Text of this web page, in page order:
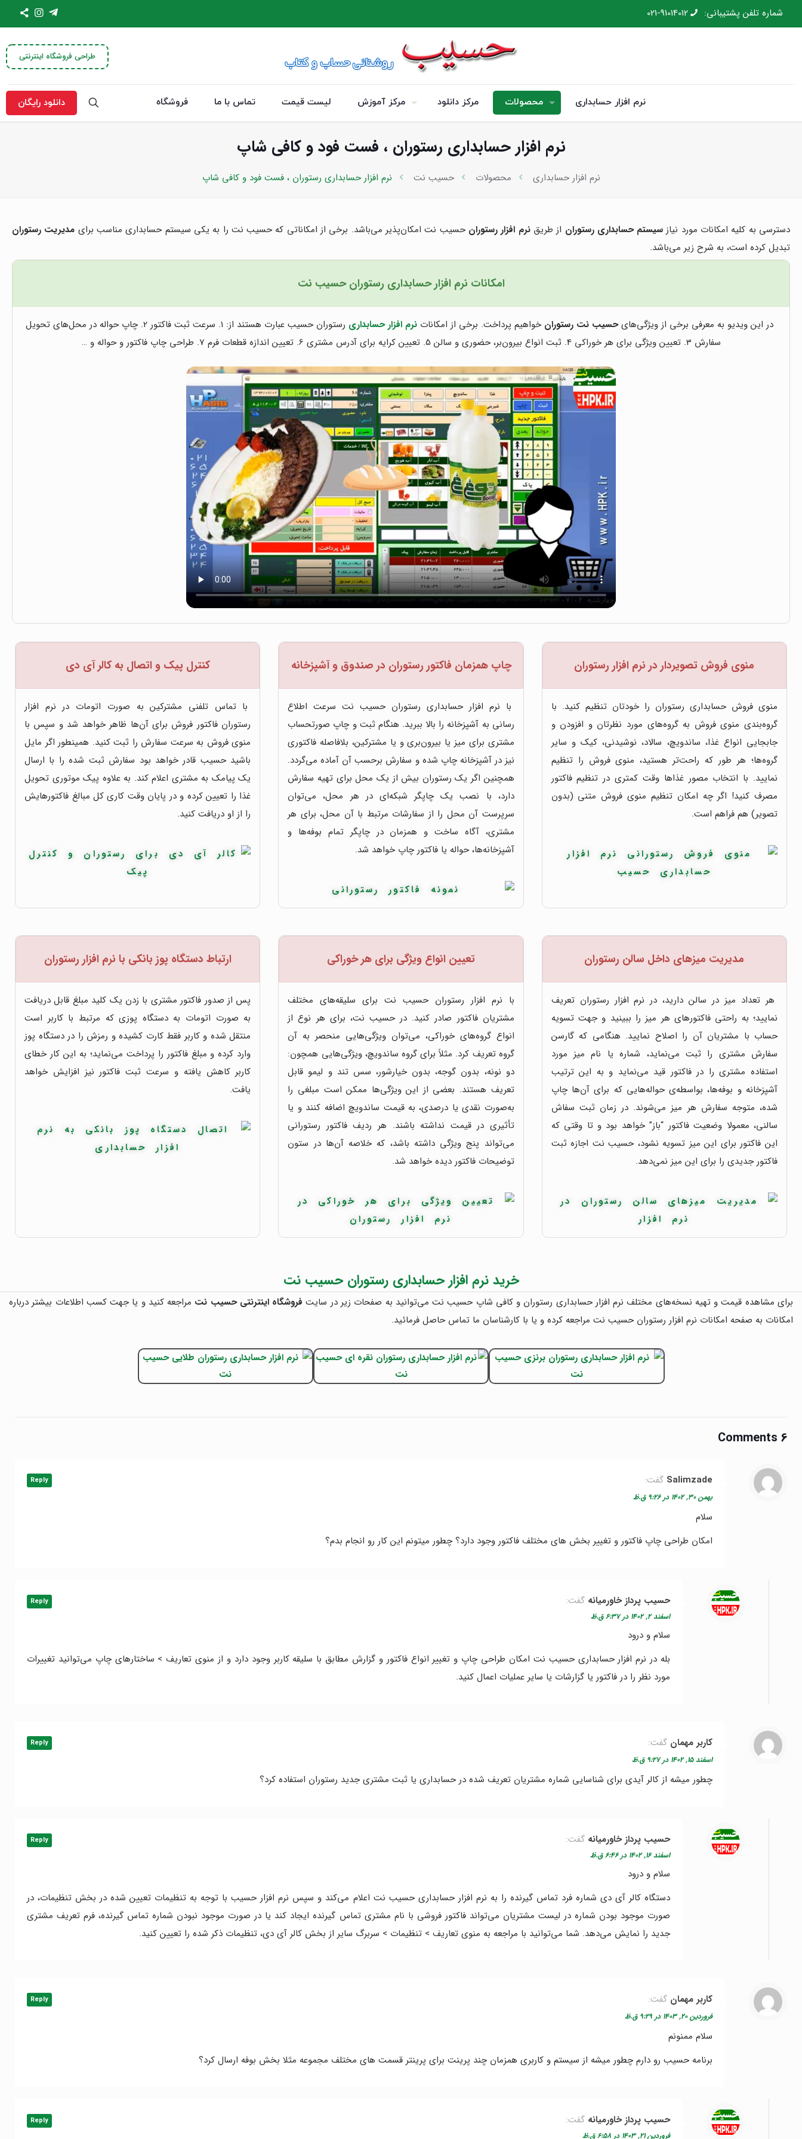
شماره تلفن پشتیبانی: 021-91014012
طراحی فروشگاه اینترنتی
نرم افزار حسابداری محصولات مرکز دانلود مرکز آموزش لیست قیمت تماس با ما فروشگاه دانلود رایگان
نرم افزار حسابداری رستوران ، فست فود و کافی شاپ
نرم افزار حسابداری محصولات حسیب نت نرم افزار حسابداری رستوران ، فست فود و کافی شاپ
دسترسی به کلیه امکانات مورد نیاز سیستم حسابداری رستوران از طریقنرم افزار رستوران حسیب نت امکان‌پذیر می‌باشد. برخی از امکاناتی که حسیب نت را به یکی سیستم حسابداری مناسب برای مدیریت رستوران
تبدیل کرده است، به شرح زیر می‌باشد.
امکانات نرم افزار حسابداری رستوران حسیب نت
در این ویدیو به معرفی برخی از ویژگی‌هایحسیب نت رستوران خواهیم پرداخت. برخی از امکانات نرم افزار حسابداری
رستوران حسیب عبارت هستند از: 1. سرعت ثبت فاکتور 2. چاپ حواله در محل‌های تحویل
سفارش 3. تعیین ویژگی برای هر خوراکی 4. ثبت انواع بیرون‌بر، حضوری و سالن 5. تعیین کرایه برای آدرس مشتری 6. تعیین اندازه قطعات فرم 7. طراحی چاپ فاکتور و حواله و …
منوی فروش تصویردار در نرم افزار رستوران
منوی فروش حسابداری رستوران را خودتان تنظیم کنید. با
گروه‌بندی منوی فروش به گروه‌های مورد نظرتان و افزودن و
جابجایی انواع غذا، ساندویچ، سالاد، نوشیدنی، کیک و سایر
گروه‌ها؛ هر طور که راحت‌تر هستید، منوی فروش را تنظیم
نمایید. با انتخاب مصور غذاها وقت کمتری در تنظیم فاکتور
مصرف کنید! اگر چه امکان تنظیم منوی فروش متنی (بدون
تصویر) هم فراهم است.
چاپ همزمان فاکتور رستوران در صندوق و آشپزخانه
با نرم افزار حسابداری رستوران حسیب نت سرعت اطلاع
رسانی به آشپزخانه را بالا ببرید. هنگام ثبت و چاپ صورتحساب
مشتری برای میز یا بیرون‌بری و یا مشترکین، بلافاصله فاکتوری
نیز در آشپزخانه چاپ شده و سفارش برحسب آن آماده می‌گردد.
همچنین اگر یک رستوران بیش از یک محل برای تهیه سفارش
دارد، با نصب یک چاپگر شبکه‌ای در هر محل، می‌توان
سرپرست آن محل را از سفارشات مرتبط با آن محل، برای هر
مشتری، آگاه ساخت و همزمان در چاپگر تمام بوفه‌ها و
آشپزخانه‌ها، حواله یا فاکتور چاپ خواهد شد.
کنترل پیک و اتصال به کالر آی دی
با تماس تلفنی مشترکین به صورت اتومات در نرم افزار
رستوران فاکتور فروش برای آن‌ها ظاهر خواهد شد و سپس با
منوی فروش به سرعت سفارش را ثبت کنید. همینطور اگر مایل
باشید حسیب قادر خواهد بود سفارش ثبت شده را با ارسال
یک پیامک به مشتری اعلام کند. به علاوه پیک موتوری تحویل
غذا را تعیین کرده و در پایان وقت کاری کل مبالغ فاکتورهایش
را از او دریافت کنید.
مدیریت میزهای داخل سالن رستوران
هر تعداد میز در سالن دارید، در نرم افزار رستوران تعریف
نمایید؛ به راحتی فاکتورهای هر میز را ببینید و جهت تسویه
حساب با مشتریان آن را اصلاح نمایید. هنگامی‌ که گارسن
سفارش مشتری را ثبت می‌نماید، شماره یا نام میز مورد
استفاده مشتری را در فاکتور قید می‌نماید و به این ترتیب
آشپزخانه و بوفه‌ها، بواسطه‌ی حواله‌هایی که برای آن‌ها چاپ
شده، متوجه سفارش هر میز می‌شوند. در زمان ثبت سفاش
سالنی، معمولا وضعیت فاکتور “باز” خواهد بود و تا وقتی که
این فاکتور برای این میز تسویه نشود، حسیب نت اجازه ثبت
فاکتور جدیدی را برای این میز نمی‌دهد.
تعیین انواع ویژگی برای هر خوراکی
با نرم افزار رستوران حسیب نت برای سلیقه‌های مختلف
مشتریان فاکتور صادر کنید. در حسیب نت، برای هر نوع از
انواع گروه‌های خوراکی، می‌توان ویژگی‌هایی منحصر به آن
گروه تعریف کرد. مثلاً برای گروه ساندویچ، ویژگی‌هایی همچون:
دو نونه، بدون گوجه، بدون خیارشور، سس تند و لیمو قابل
تعریف هستند. بعضی از این ویژگی‌ها ممکن است مبلغی را
به‌صورت نقدی یا درصدی، به قیمت ساندویچ اضافه کنند و یا
تأثیری در قیمت نداشته باشند. هر ردیف فاکتور رستورانی
می‌تواند پنج ویژگی داشته باشد، که خلاصه آن‌ها در ستون
توضیحات فاکتور دیده خواهد شد.
ارتباط دستگاه پوز بانکی با نرم افزار رستوران
پس از صدور فاکتور مشتری با زدن یک کلید مبلغ قابل دریافت
به صورت اتومات به دستگاه پوزی که مرتبط با کاربر است
منتقل شده و کاربر فقط کارت کشیده و رمزش را در دستگاه پوز
وارد کرده و مبلغ فاکتور را پرداخت می‌نماید؛ به این کار خطای
کاربر کاهش یافته و سرعت ثبت فاکتور نیز افزایش خواهد
یافت.
خرید نرم افزار حسابداری رستوران حسیب نت
برای مشاهده قیمت و تهیه نسخه‌های مختلف نرم افزار حسابداری رستوران و کافی شاپ حسیب نت می‌توانید به صفحات زیر در سایت فروشگاه اینترنتی حسیب نت مراجعه کنید و یا جهت کسب اطلاعات بیشتر درباره
امکانات به صفحه امکانات نرم افزار رستوران حسیب نت مراجعه کرده و یا با کارشناسان ما تماس حاصل فرمائید.
6 Comments
Salimzade گفت:
بهمن ۳۰, ۱۴۰۲ در ۹:۲۶ ق.ظ
سلام
امکان طراحی چاپ فاکتور و تغییر بخش های مختلف فاکتور وجود دارد؟ چطور میتونم این کار رو انجام بدم؟
Reply
حسیب پرداز خاورمیانه گفت:
اسفند ۲, ۱۴۰۲ در ۶:۳۷ ق.ظ
سلام و درود
بله در نرم افزار حسابداری حسیب نت امکان طراحی چاپ و تغییر انواع فاکتور و گزارش مطابق با سلیقه کاربر وجود دارد و از منوی تعاریف > ساختارهای چاپ می‌توانید تغییرات
مورد نظر را در فاکتور یا گزارشات یا سایر عملیات اعمال کنید.
Reply
کاربر مهمان گفت:
اسفند ۱۵, ۱۴۰۲ در ۹:۲۷ ق.ظ
چطور میشه از کالر آیدی برای شناسایی شماره مشتریان تعریف شده در حسابداری یا ثبت مشتری جدید رستوران استفاده کرد؟
Reply
حسیب پرداز خاورمیانه گفت:
اسفند ۱۶, ۱۴۰۲ در ۶:۴۶ ق.ظ
سلام و درود
دستگاه کالر آی دی شماره فرد تماس گیرنده را به نرم افزار حسابداری حسیب نت اعلام می‌کند و سپس نرم افزار حسیب با توجه به تنظیمات تعیین شده در بخش تنظیمات، در
صورت موجود بودن شماره در لیست مشتریان می‌تواند فاکتور فروشی با نام مشتری تماس گیرنده ایجاد کند یا در صورت موجود نبودن شماره تماس گیرنده، فرم تعریف مشتری
جدید را نمایش می‌دهد. شما می‌توانید با مراجعه به منوی تعاریف > تنظیمات > سربرگ سایر از بخش کالر آی دی، تنظیمات ذکر شده را تعیین کنید.
Reply
کاربر مهمان گفت:
فروردین ۲۰, ۱۴۰۳ در ۹:۲۹ ق.ظ
سلام ممنونم
برنامه حسیب رو دارم چطور میشه از سیستم و کاربری همزمان چند پرینت برای پرینتر قسمت های مختلف مجموعه مثلا بخش بوفه ارسال کرد؟
Reply
حسیب پرداز خاورمیانه گفت:
فروردین ۲۱, ۱۴۰۳ در ۶:۵۸ ق.ظ
Reply